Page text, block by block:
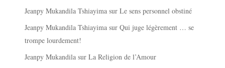
Jeanpy Mukandila Tshiayima surLe sens personnel obstiné
Jeanpy Mukandila Tshiayima surQui juge légèrement … se
trompe lourdement!
Jeanpy Mukandila surLa Religion de l’Amour